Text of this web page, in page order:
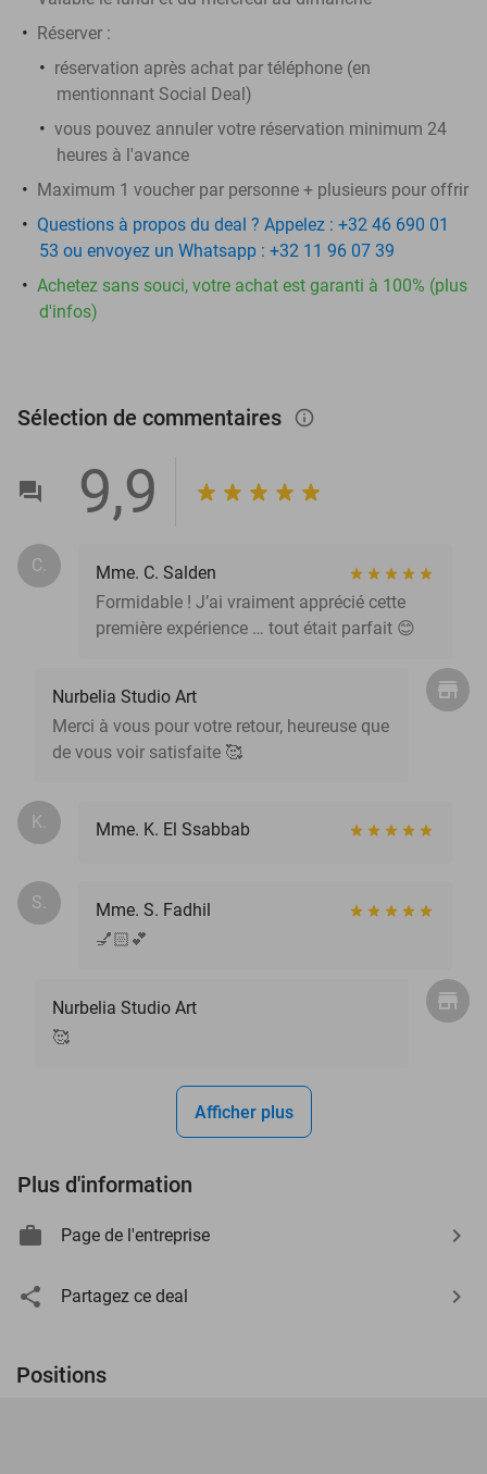
Réserver :
réservation après achat par téléphone (en
mentionnant Social Deal)
vous pouvez annuler votre réservation minimum 24
heures à l'avance
Maximum 1 voucher par personne + plusieurs pour offrir
Questions à propos du deal ? Appelez : +32 46 690 01
53 ou envoyez un Whatsapp : +32 11 96 07 39
Achetez sans souci, votre achat est garanti à 100% (plus
d'infos)
Sélection de commentaires info_outlined
9,9
C.
Mme. C. Salden
Formidable ! J’ai vraiment apprécié cette
première expérience … tout était parfait 😊
Nurbelia Studio Art
Merci à vous pour votre retour, heureuse que
de vous voir satisfaite 🥰
K. Mme. K. El Ssabbab
S.
Mme. S. Fadhil
💅🏻💕
Nurbelia Studio Art
🥰
Afficher plus
Plus d'information
Page de l'entreprise
Partagez ce deal
Positions